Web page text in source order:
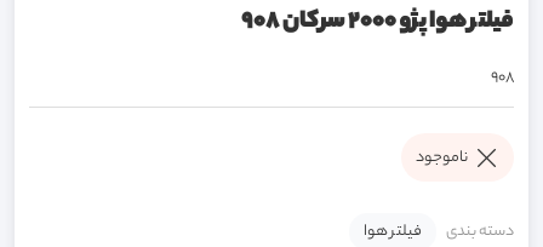
فیلتر هوا پژو 2000 سرکان 908
908
ناموجود
دسته بندی فیلتر هوا